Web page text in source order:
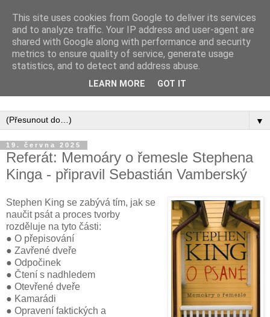
Inspirujte se tím, co píší posluchači kurzů a co se na nich
▼
19. června 2025
Referát: Memoáry o řemesle Stephena
Kinga - připravil Sebastián Vamberský
Stephen King se zabývá tím, jak se
naučit psát a proces tvorby
rozděluje na tyto části:
● O přepisování
● Zavřené dveře
● Odpočinek
● Čtení s nadhledem
● Otevřené dveře
● Kamarádi
● Opravení faktických a
This site uses cookies from Google to deliver its services
and to analyze traffic. Your IP address and user-agent are
shared with Google along with performance and security
metrics to ensure quality of service, generate usage
statistics, and to detect and address abuse.
LEARN MORE GOT IT